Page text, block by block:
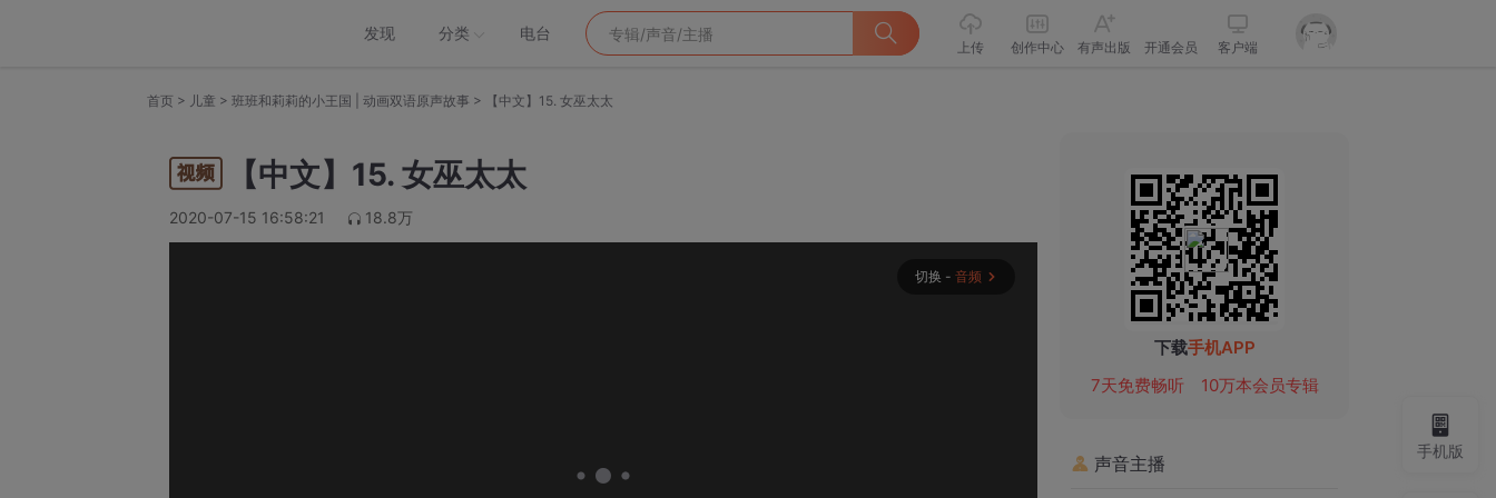
发现 分类 电台
上传 创作中心 有声出版 开通会员 客户端
首页 > 儿童 > 班班和莉莉的小王国 | 动画双语原声故事 > 【中文】15. 女巫太太
【中文】15. 女巫太太
2020-07-15 16:58:21 18.8万
切换 - 音频
下载手机APP
7天免费畅听
10万本会员专辑
声音主播
手机版